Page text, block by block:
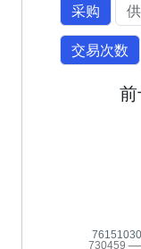
采购
交易次数